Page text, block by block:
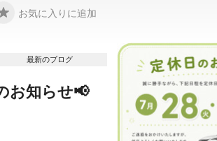
お気に入りに追加
8月営業日のご案内🌷